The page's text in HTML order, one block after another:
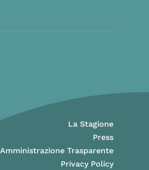
La Stagione
Press
Amministrazione Trasparente
Privacy Policy